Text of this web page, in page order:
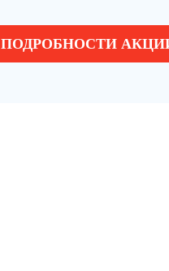
ПОДРОБНОСТИ